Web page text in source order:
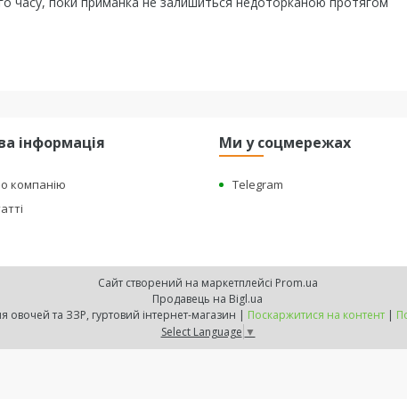
інформація
компанію
Ми у соцмережах
Telegram
Сайт створений на маркетплейсі Prom.ua
Продавець на Bigl.ua
"BEST HARVEST" - насіння овочей та ЗЗР, гуртовий інтернет-магазин | Поскаржитися на контент |
Select Language ▼